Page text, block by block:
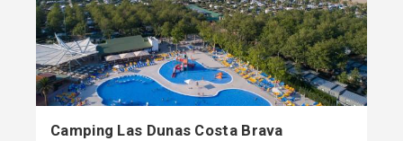
Camping Las Dunas Costa Brava